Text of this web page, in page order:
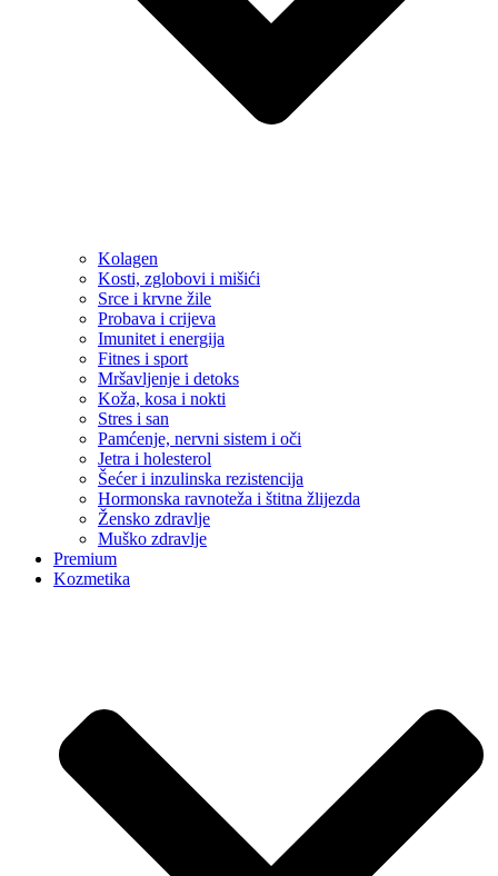
Kolagen
Kosti, zglobovi i mišići
Srce i krvne žile
Probava i crijeva
Imunitet i energija
Fitnes i sport
Mršavljenje i detoks
Koža, kosa i nokti
Stres i san
Pamćenje, nervni sistem i oči
Jetra i holesterol
Šećer i inzulinska rezistencija
Hormonska ravnoteža i štitna žlijezda
Žensko zdravlje
Muško zdravlje
Premium
Kozmetika